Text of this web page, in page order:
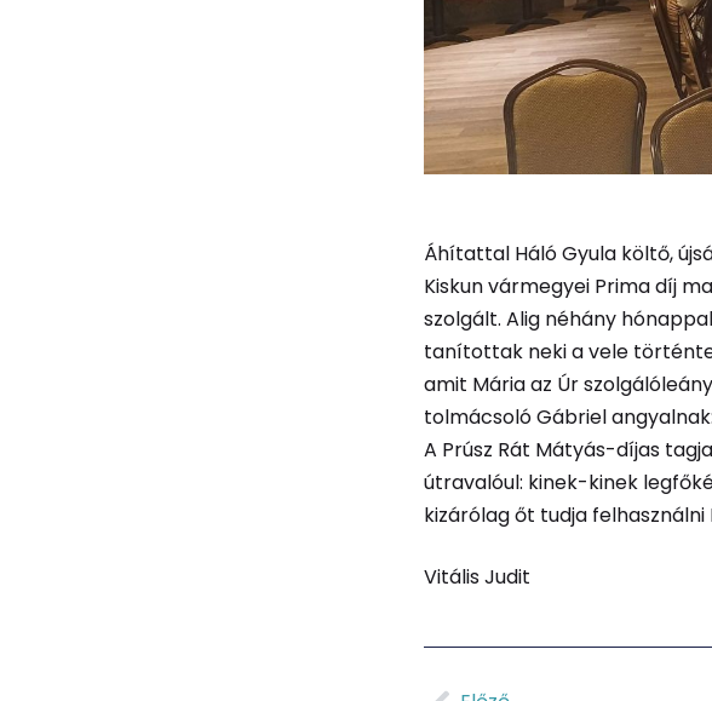
Áhítattal Háló Gyula költő,
Kiskun vármegyei Prima díj
szolgált. Alig néhány
tanítottak neki a vele
amit Mária az Úr
tolmácsoló Gábriel
A Prúsz Rát Mátyás-​díjas
útravalóul: kinek-​kinek
kizárólag őt tudja felhasználni
Vitális Judit